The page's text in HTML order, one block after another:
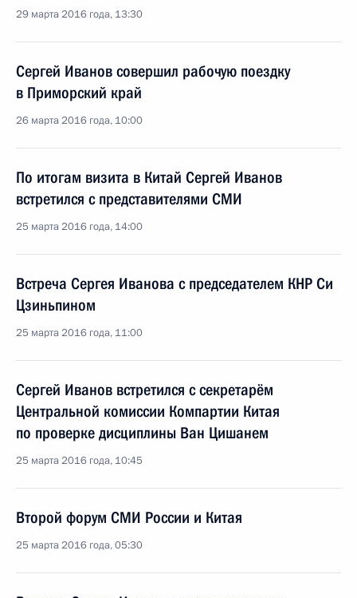
29 марта 2016 года, 13:30
Сергей Иванов совершил рабочую поездку
в Приморский край
26 марта 2016 года, 10:00
По итогам визита в Китай Сергей Иванов
встретился с представителями СМИ
25 марта 2016 года, 14:00
Встреча Сергея Иванова с председателем КНР Си
Цзиньпином
25 марта 2016 года, 11:00
Сергей Иванов встретился с секретарём
Центральной комиссии Компартии Китая
по проверке дисциплины Ван Цишанем
25 марта 2016 года, 10:45
Второй форум СМИ России и Китая
25 марта 2016 года, 05:30